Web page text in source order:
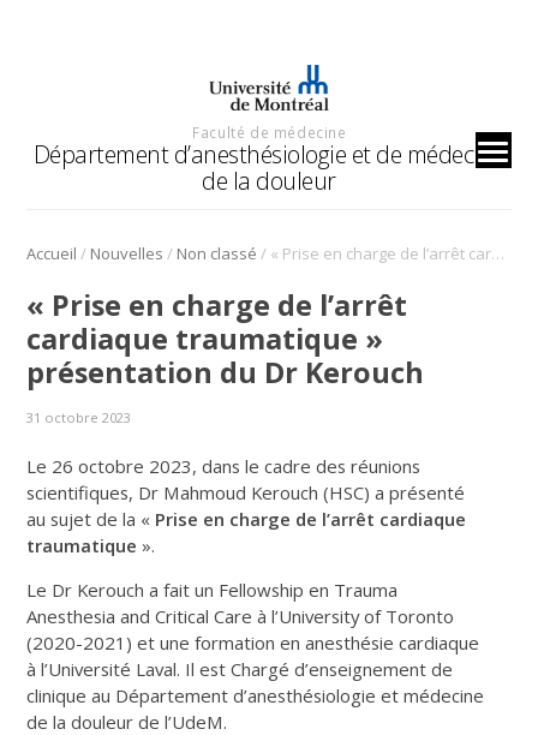
Faculté de médecine
Département d’anesthésiologie et de médecine
de la douleur
Accueil / Nouvelles / Non classé / « Prise en charge de l’arrêt cardiaque traumatique » présentation du Dr Kerouch
« Prise en charge de l’arrêt
cardiaque traumatique »
présentation du Dr Kerouch
31 octobre 2023
Le 26 octobre 2023, dans le cadre des réunions
scientifiques, Dr Mahmoud Kerouch (HSC) a présenté
au sujet de la « Prise en charge de l’arrêt cardiaque
traumatique ».
Le Dr Kerouch a fait un Fellowship en Trauma
Anesthesia and Critical Care à l’University of Toronto
(2020-2021) et une formation en anesthésie cardiaque
à l’Université Laval. Il est Chargé d’enseignement de
clinique au Département d’anesthésiologie et médecine
de la douleur de l’UdeM.